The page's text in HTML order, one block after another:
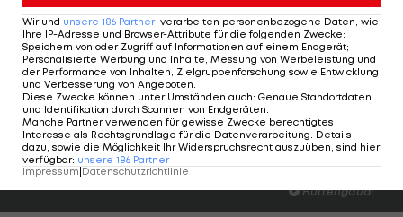
Der Niederösterreicher war bereits 64 Mal in der
Bundesliga im Einsatz.
VIDEO: Die 5 schönsten Klagenfurt-Tore der
Aufstiegssaison
HIGHLIGHTS: LASK - SK Sturm Graz
Fußball - Frauen-Bundesliga
ADMIRAL
erzielt das Tor der
Hüttengaudi
Wir und unsere 186 Partner verarbeiten personenbezogene Daten, wie
Ihre IP-Adresse und Browser-Attribute für die folgenden Zwecke:
Speichern von oder Zugriff auf Informationen auf einem Endgerät;
Personalisierte Werbung und Inhalte, Messung von Werbeleistung und
der Performance von Inhalten, Zielgruppenforschung sowie Entwicklung
und Verbesserung von Angeboten
Diese Zwecke können unter Umständen auch: Genaue Standortdaten
und Identifikation durch Scannen von Endgeräten
Manche Partner verwenden für gewisse Zwecke berechtigtes
Interesse als Rechtsgrundlage für die Datenverarbeitung. Details
dazu, sowie die Möglichkeit Ihr Widerspruchsrecht auszuüben, sind hier
verfügbar: unsere 186 Partner
Impressum|Datenschutzrichtlinie